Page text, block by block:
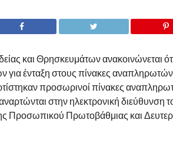
και Θρησκευμάτων ανακοινώνεται
για ένταξη στους πίνακες
προσωρινοί πίνακες
στην ηλεκτρονική
Προσωπικού Πρωτοβάθμιας και